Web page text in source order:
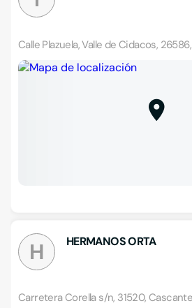
Calle Plazuela, Valle de Cidacos,
H HERMANOS ORTA
Carretera Corella s/n, 31520,